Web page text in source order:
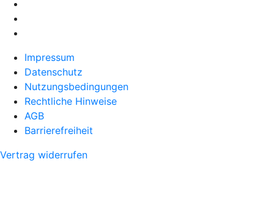
Impressum
Datenschutz
Nutzungsbedingungen
Rechtliche Hinweise
AGB
Barrierefreiheit
Vertrag widerrufen